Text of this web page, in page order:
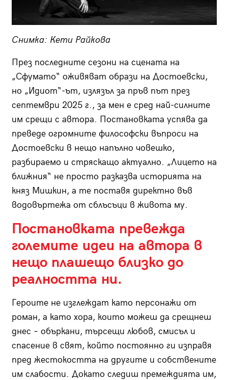
Снимка: Кети Райкова
През последните сезони на сцената на
„Сфумато“ оживяват образи на Достоевски,
но „Идиот“-ът, излязъл за пръв път през
септември 2025 г., за мен е сред най-силните
им срещи с автора. Постановката успява да
преведе огромните философски въпроси на
Достоевски в нещо напълно човешко,
разбираемо и стряскащо актуално. „Лицето на
ближния“ не просто разказва историята на
княз Мишкин, а те поставя директно във
водовъртежа от сблъсъци в живота му.
Постановката превежда
големите идеи на автора в
нещо плашещо близко до
реалността ни.
Героите не изглеждат като персонажи от
роман, а като хора, които можеш да срещнеш
днес – объркани, търсещи любов, смисъл и
спасение в свят, който постоянно ги изправя
пред жестокостта на другите и собствените
им слабости. Докато следиш премеждията им,